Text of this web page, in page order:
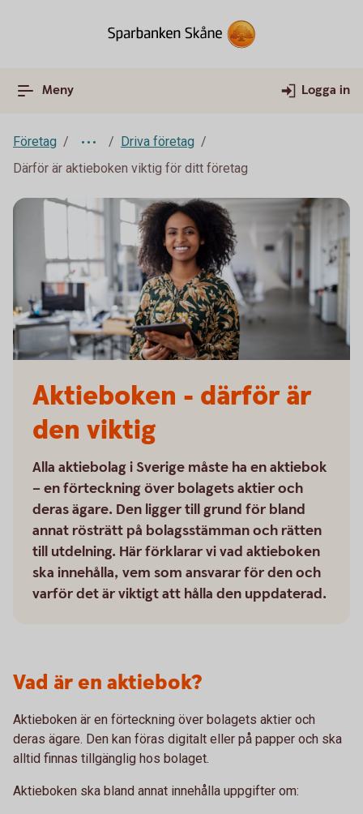
Meny Logga in
Företag
Driva företag
Därför är aktieboken viktig för ditt företag
Aktieboken - därför är
den viktig
Alla aktiebolag i Sverige måste ha en aktiebok
– en förteckning över bolagets aktier och
deras ägare. Den ligger till grund för bland
annat rösträtt på bolagsstämman och rätten
till utdelning. Här förklarar vi vad aktieboken
ska innehålla, vem som ansvarar för den och
varför det är viktigt att hålla den uppdaterad.
Vad är en aktiebok?
Aktieboken är en förteckning över bolagets aktier och
deras ägare. Den kan föras digitalt eller på papper och ska
alltid finnas tillgänglig hos bolaget.
Aktieboken ska bland annat innehålla uppgifter om: